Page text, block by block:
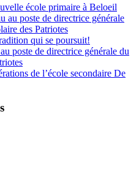
école primaire à Beloeil
au poste de directrice générale
des Patriotes
qui se poursuit!
poste de directrice générale du
de l’école secondaire De